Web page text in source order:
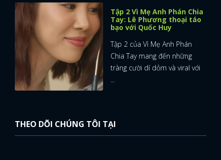
Tập 2 Vì Mẹ Anh Phán Chia
Tay: Lê Phương thoại táo
bạo với Quốc Huy
Tập 2 của Vì Mẹ Anh Phán
Chia Tay mang đến những
tràng cười dí dỏm và viral với
...
THEO DÕI CHÚNG TÔI TẠI